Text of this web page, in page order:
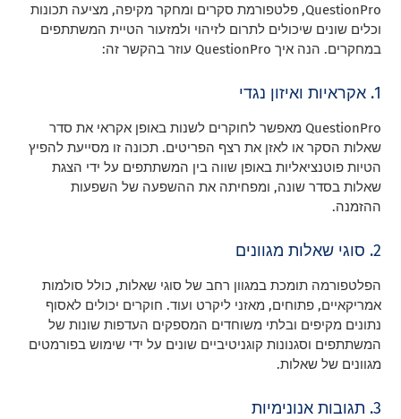
QuestionPro, פלטפורמת סקרים ומחקר מקיפה, מציעה תכונות
וכלים שונים שיכולים לתרום לזיהוי ולמזעור הטיית המשתתפים
במחקרים. הנה איך QuestionPro עוזר בהקשר זה:
1. אקראיות ואיזון נגדי
QuestionPro מאפשר לחוקרים לשנות באופן אקראי את סדר
שאלות הסקר או לאזן את רצף הפריטים. תכונה זו מסייעת להפיץ
הטיות פוטנציאליות באופן שווה בין המשתתפים על ידי הצגת
שאלות בסדר שונה, ומפחיתה את ההשפעה של השפעות
ההזמנה.
2. סוגי שאלות מגוונים
הפלטפורמה תומכת במגוון רחב של סוגי שאלות, כולל סולמות
אמריקאיים, פתוחים, מאזני ליקרט ועוד. חוקרים יכולים לאסוף
נתונים מקיפים ובלתי משוחדים המספקים העדפות שונות של
המשתתפים וסגנונות קוגניטיביים שונים על ידי שימוש בפורמטים
מגוונים של שאלות.
3. תגובות אנונימיות